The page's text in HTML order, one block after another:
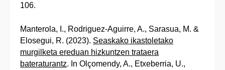
106.
Manterola, I., Rodriguez-Aguirre, A., Sarasua, M. &
Elosegui, R. (2023). Seaskako ikastoletako
murgilketa ereduan hizkuntzen trataera
bateraturantz. In Olçomendy, A., Etxeberria, U.,